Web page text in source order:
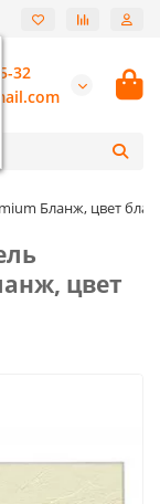
32
Бланж, цвет
цвет